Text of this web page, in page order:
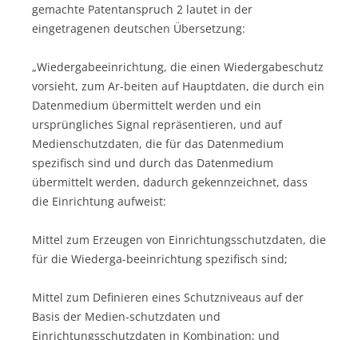
gemachte Patentanspruch 2 lautet in der
eingetragenen deutschen Übersetzung:
„Wiedergabeeinrichtung, die einen Wiedergabeschutz
vorsieht, zum Ar-beiten auf Hauptdaten, die durch ein
Datenmedium übermittelt werden und ein
ursprüngliches Signal repräsentieren, und auf
Medienschutzdaten, die für das Datenmedium
spezifisch sind und durch das Datenmedium
übermittelt werden, dadurch gekennzeichnet, dass
die Einrichtung aufweist:
Mittel zum Erzeugen von Einrichtungsschutzdaten, die
für die Wiederga-beeinrichtung spezifisch sind;
Mittel zum Definieren eines Schutzniveaus auf der
Basis der Medien-schutzdaten und
Einrichtungsschutzdaten in Kombination; und